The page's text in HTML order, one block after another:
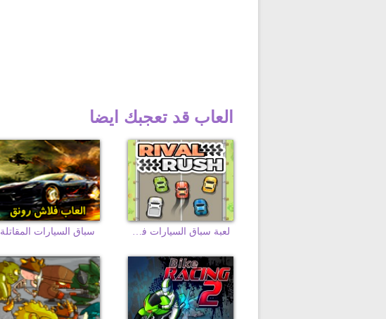
العاب قد تعجبك ايضا
لعبة سباق السيارات فى الزحمة سباق السيارات المقاتلة